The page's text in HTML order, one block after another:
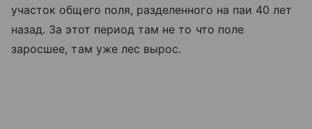
участок общего поля, разделенного на паи 40 лет
назад. За этот период там не то что поле
заросшее, там уже лес вырос.